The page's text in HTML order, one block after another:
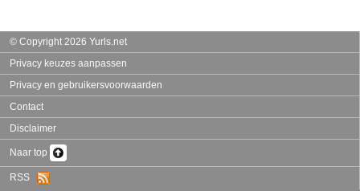
© Copyright 2026 Yurls.net
Privacy keuzes aanpassen
Privacy en gebruikersvoorwaarden
Contact
Disclaimer
Naar top
RSS